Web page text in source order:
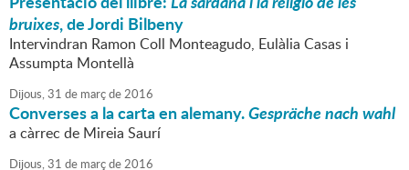
bruixes, de Jordi Bilbeny
Intervindran Ramon Coll Monteagudo, Eulàlia Casas i
Assumpta Montellà
Dijous,31 de marçde2016
Converses a la carta en alemany.Gespräche nach wahl
a càrrec de Mireia Saurí
Dijous,31 de marçde2016